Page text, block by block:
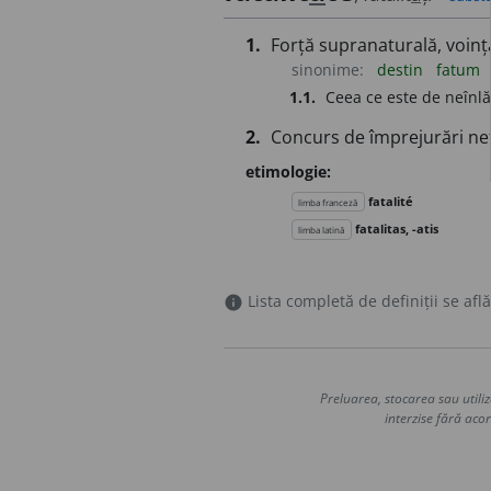
1. Forță supranaturală,
sinonime: destin fatum
1.1. Ceea ce este de
2. Concurs de împrejurări
etimologie:
limba franceză fatalité
limba latină fatalitas, -atis
info Lista completă de definiții se
Preluarea, stocarea sau
interzise fără